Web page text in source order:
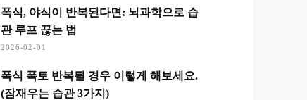
폭식, 야식이 반복된다면: 뇌과학으로 습
관 루프 끊는 법
2026-02-01
폭식 폭토 반복될 경우 이렇게 해보세요.
(잠재우는 습관 3가지)